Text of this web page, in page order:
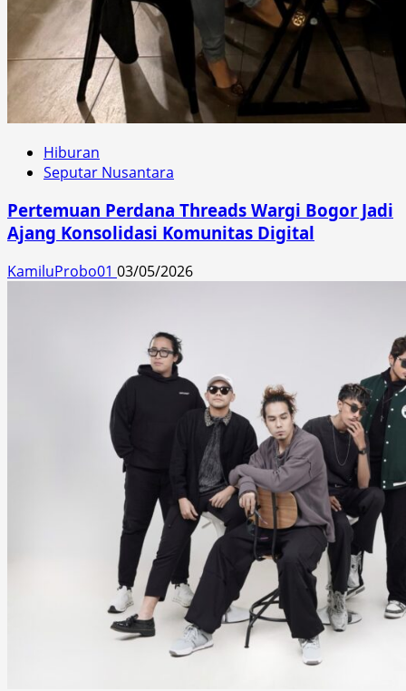
Hiburan
Seputar Nusantara
Pertemuan Perdana Threads Wargi Bogor Jadi
Ajang Konsolidasi Komunitas Digital
KamiluProbo01 03/05/2026